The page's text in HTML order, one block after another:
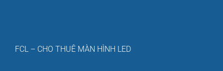
FCL – CHO THUÊ MÀN HÌNH LED